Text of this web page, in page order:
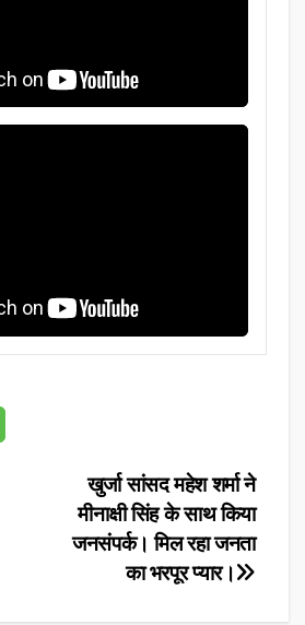
खुर्जा सांसद महेश शर्मा ने
मीनाक्षी सिंह के साथ किया
जनसंपर्क। मिल रहा जनता
का भरपूर प्यार।